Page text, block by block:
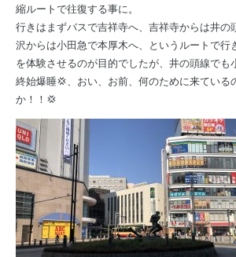
縮ルートで往復する事に。
行きはまずバスで吉祥寺へ、吉祥寺からは井の
沢からは小田急で本厚木へ、というルートで行
を体験させるのが目的でしたが、井の頭線でも
終始爆睡💢、おい、お前、何のために来ている
か！！💢